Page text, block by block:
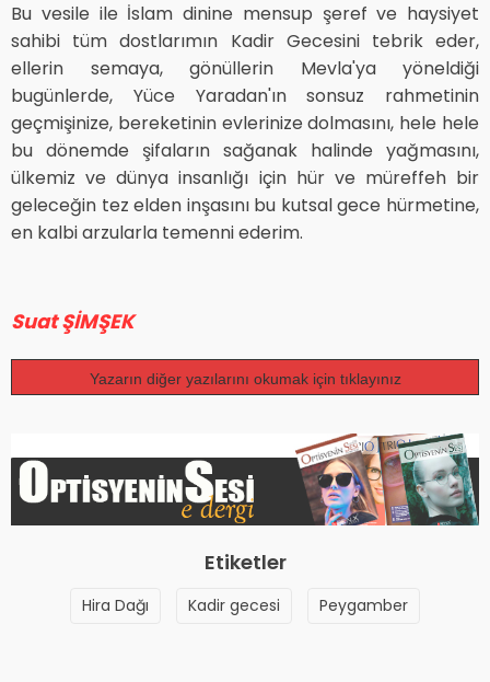
Bu vesile ile İslam dinine mensup şeref ve haysiyet
sahibi tüm dostlarımın Kadir Gecesini tebrik eder,
ellerin semaya, gönüllerin Mevla'ya yöneldiği
bugünlerde, Yüce Yaradan'ın sonsuz rahmetinin
geçmişinize, bereketinin evlerinize dolmasını, hele hele
bu dönemde şifaların sağanak halinde yağmasını,
ülkemiz ve dünya insanlığı için hür ve müreffeh bir
geleceğin tez elden inşasını bu kutsal gece hürmetine,
en kalbi arzularla temenni ederim.
Suat ŞİMŞEK
Yazarın diğer yazılarını okumak için tıklayınız
Etiketler
Hira Dağı Kadir gecesi Peygamber